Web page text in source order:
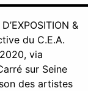
&
du C.E.A.
via
sur Seine
des artistes